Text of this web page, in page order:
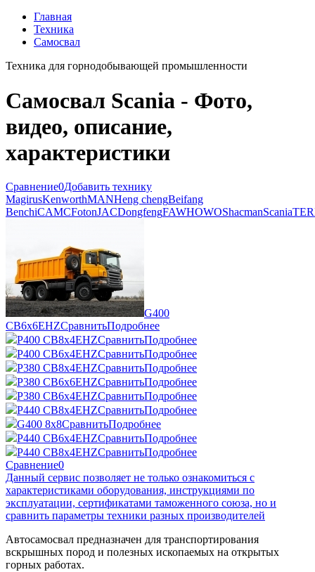
Главная
Техника
Самосвал
Техника для горнодобывающей промышленности
Самосвал Scania - Фото,
видео, описание,
характеристики
Сравнение0Добавить технику
MagirusKenworthMANHeng chengBeifang
BenchiCAMCFotonJACDongfengFAWHOWOShacmanScania
G400
CB6x6EHZСравнитьПодробнее
P400 CB8x4EHZСравнитьПодробнее
P400 CB6x4EHZСравнитьПодробнее
P380 CB8x4EHZСравнитьПодробнее
P380 CB6x6EHZСравнитьПодробнее
P380 CB6x4EHZСравнитьПодробнее
P440 CB8x4EHZСравнитьПодробнее
G400 8x8СравнитьПодробнее
P440 CB6x4EHZСравнитьПодробнее
P440 CB8x4EHZСравнитьПодробнее
Сравнение0
Данный сервис позволяет не только ознакомиться с
характеристиками оборудования, инструкциями по
эксплуатации, сертификатами таможенного союза, но и
сравнить параметры техники разных производителей
Автосамосвал предназначен для транспортирования
вскрышных пород и полезных ископаемых на открытых
горных работах.